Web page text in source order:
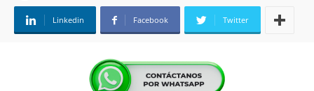
Linkedin Facebook Twitter